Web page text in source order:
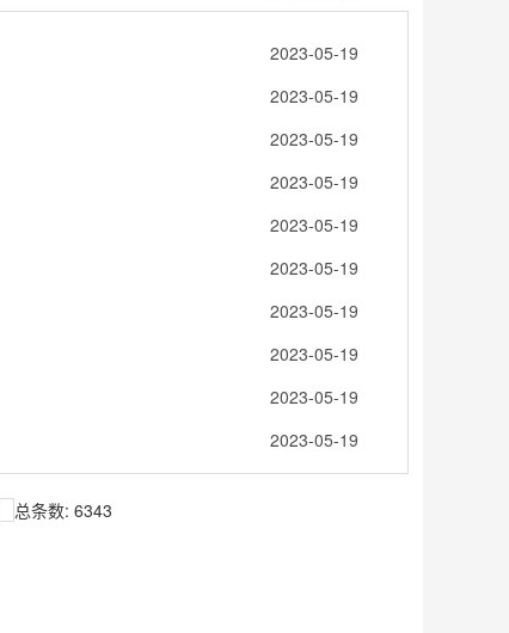
2023-05-19
2023-05-19
2023-05-19
2023-05-19
2023-05-19
2023-05-19
2023-05-19
2023-05-19
2023-05-19
2023-05-19
总条数: 6343